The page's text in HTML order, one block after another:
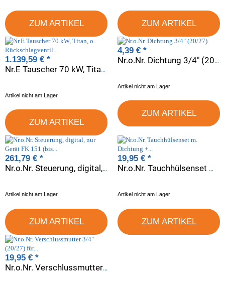
ZUM ARTIKEL ZUM ARTIKEL
Nr.E Tauscher 70 kW, Titan, o. Rückschlagventil 1" (26/34)
1.139,59 € *
Artikel nicht am Lager
ZUM ARTIKEL
Nr.o.Nr. Dichtung 3/4" (20/27)
4,39 € *
Artikel nicht am Lager
ZUM ARTIKEL
Nr.o.Nr. Steuerung, digital, nur Gerät FK 151 (bis 1997)
261,79 € *
Artikel nicht am Lager
ZUM ARTIKEL
Nr.o.Nr. Tauchhülsenset m. Dichtung + Verschlussmutter 20/27
19,95 € *
Artikel nicht am Lager
ZUM ARTIKEL
Nr.o.Nr. Verschlussmutter 3/4" (20/27) für Tauchhülse
19,95 € *